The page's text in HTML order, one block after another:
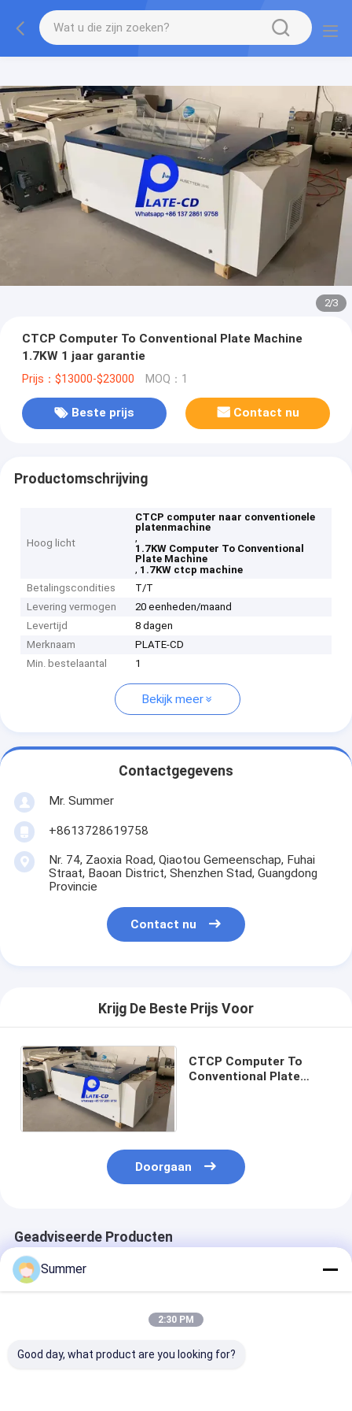
2/3
CTCP Computer To Conventional Plate Machine
1.7KW 1 jaar garantie
Prijs：$13000-$23000 MOQ：1
Beste prijs Contact nu
Productomschrijving
Hoog licht
CTCP computer naar conventionele
platenmachine
,
1.7KW Computer To Conventional
Plate Machine
, 1.7KW ctcp machine
Betalingscondities
T/T
Levering vermogen
20 eenheden/maand
Levertijd
8 dagen
Merknaam
PLATE-CD
Min. bestelaantal
1
Bekijk meer
Contactgegevens
Mr. Summer
+8613728619758
Nr. 74, Zaoxia Road, Qiaotou Gemeenschap, Fuhai
Straat, Baoan District, Shenzhen Stad, Guangdong
Provincie
Contact nu
Krijg De Beste Prijs Voor
CTCP Computer To
Conventional Plate
Doorgaan
Geadviseerde Producten
Summer
2:30 PM
Good day, what product are you looking for?